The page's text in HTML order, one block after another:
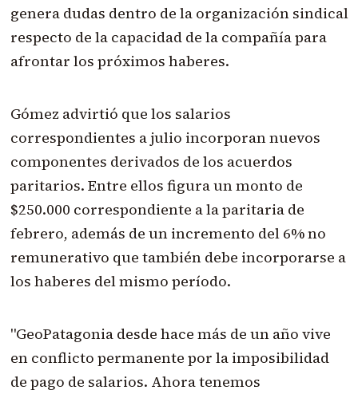
genera dudas dentro de la organización sindical
respecto de la capacidad de la compañía para
afrontar los próximos haberes.
Gómez advirtió que los salarios
correspondientes a julio incorporan nuevos
componentes derivados de los acuerdos
paritarios. Entre ellos figura un monto de
$250.000 correspondiente a la paritaria de
febrero, además de un incremento del 6% no
remunerativo que también debe incorporarse a
los haberes del mismo período.
"GeoPatagonia desde hace más de un año vive
en conflicto permanente por la imposibilidad
de pago de salarios. Ahora tenemos